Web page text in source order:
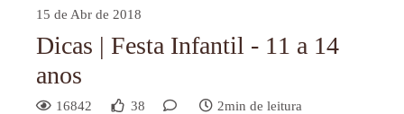
15 de Abr de 2018
Dicas | Festa Infantil - 11 a 14
anos
16842 38 2min de leitura